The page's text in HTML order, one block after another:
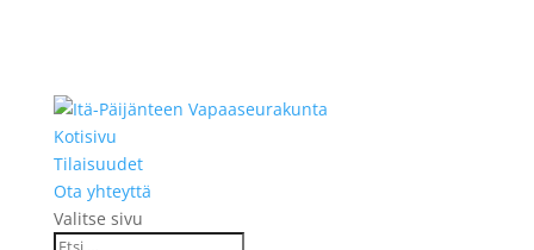
Kotisivu
Tilaisuudet
Ota yhteyttä
Valitse sivu